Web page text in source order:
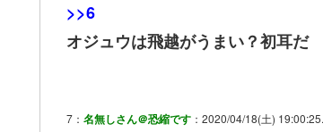
>>6
オジュウは飛越がうまい？初耳だ
7： 名無しさん＠恐縮です ：2020/04/18(土)